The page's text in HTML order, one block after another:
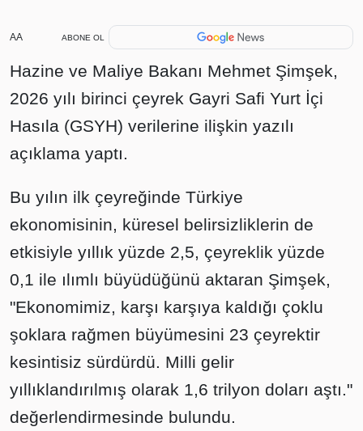
AA ABONE OL
Hazine ve Maliye Bakanı Mehmet Şimşek,
2026 yılı birinci çeyrek Gayri Safi Yurt İçi
Hasıla (GSYH) verilerine ilişkin yazılı
açıklama yaptı.
Bu yılın ilk çeyreğinde Türkiye
ekonomisinin, küresel belirsizliklerin de
etkisiyle yıllık yüzde 2,5, çeyreklik yüzde
0,1 ile ılımlı büyüdüğünü aktaran Şimşek,
"Ekonomimiz, karşı karşıya kaldığı çoklu
şoklara rağmen büyümesini 23 çeyrektir
kesintisiz sürdürdü. Milli gelir
yıllıklandırılmış olarak 1,6 trilyon doları aştı."
değerlendirmesinde bulundu.